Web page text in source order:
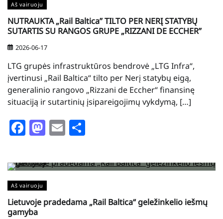
Aš vairuoju
NUTRAUKTA „Rail Baltica” TILTO PER NERĮ STATYBŲ
SUTARTIS SU RANGOS GRUPE „RIZZANI DE ECCHER”
2026-06-17
LTG grupės infrastruktūros bendrovė „LTG Infra“,
įvertinusi „Rail Baltica“ tilto per Nerį statybų eigą,
generalinio rangovo „Rizzani de Eccher“ finansinę
situaciją ir sutartinių įsipareigojimų vykdymą, […]
Facebook
Mastodon
Email
Aš vairuoju
Lietuvoje pradedama „Rail Baltica“ geležinkelio iešmų
gamyba